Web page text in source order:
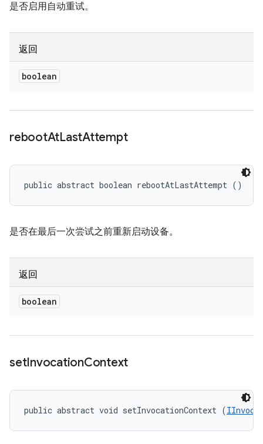
是否启用自动重试。
返回
boolean
rebootAtLastAttempt
public abstract boolean rebootAtLastAttempt ()
是否在最后一次尝试之前重新启动设备。
返回
boolean
setInvocationContext
public abstract void setInvocationContext (